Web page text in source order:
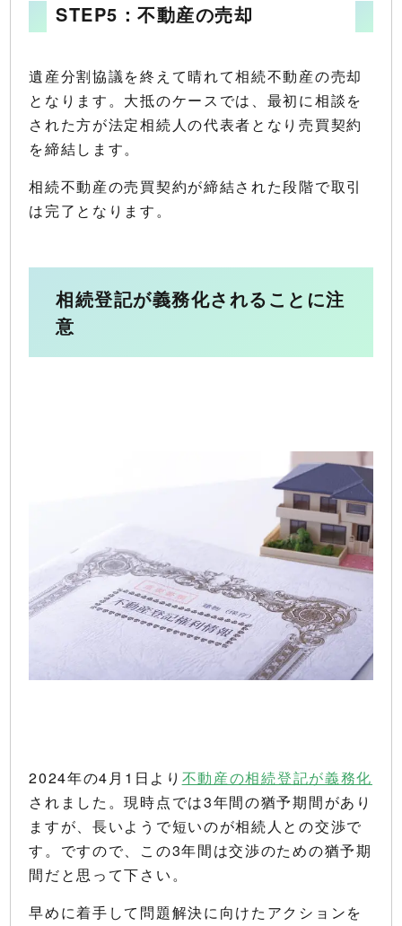
STEP5：不動産の売却
遺産分割協議を終えて晴れて相続不動産の売却
となります。大抵のケースでは、最初に相談を
された方が法定相続人の代表者となり売買契約
を締結します。
相続不動産の売買契約が締結された段階で取引
は完了となります。
相続登記が義務化されることに注
意
2024年の4月1日より 不動産の相続登記が義務化
されました。現時点では3年間の猶予期間があり
ますが、長いようで短いのが相続人との交渉で
す。ですので、この3年間は交渉のための猶予期
間だと思って下さい。
早めに着手して問題解決に向けたアクションを